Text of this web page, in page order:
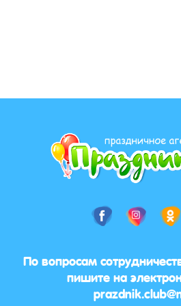
По вопросам
пишите на